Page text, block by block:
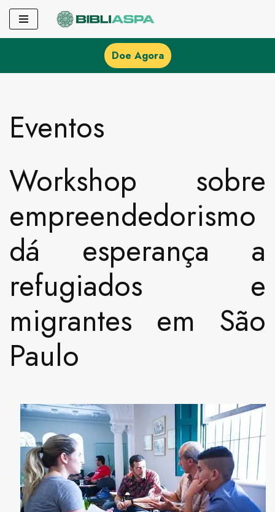
Pular
o
Doe Agora
Eventos
Workshop sobre
empreendedorismo
dá esperança a
refugiados e
migrantes em São
Paulo